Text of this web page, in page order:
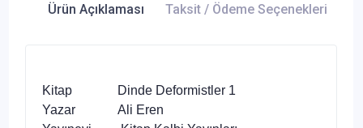
Ürün Açıklaması Taksit / Ödeme Seçenekleri
Kitap Dinde Deformistler 1
Yazar Ali Eren